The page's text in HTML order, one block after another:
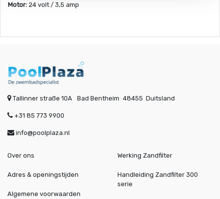
Motor: 24 volt / 3,5 amp
Tallinner straße 10A Bad Bentheim 48455 Duitsland
+31 85 773 9900
info@poolplaza.nl
Over ons
Adres & openingstijden
Algemene voorwaarden
Werking Zandfilter
Handleiding Zandfilter 300
serie